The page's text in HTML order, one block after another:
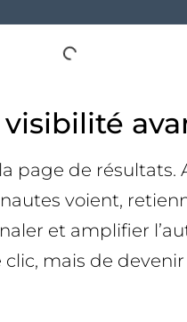
de résultats.
voient,
et amplifier
mais de